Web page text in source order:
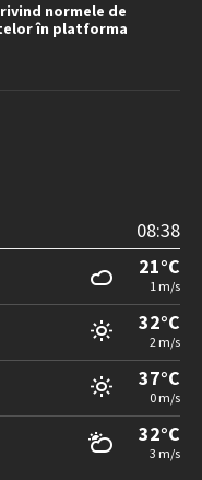
normele de
în platforma
08:38
21°C
1 m/s
32°C
2 m/s
37°C
0 m/s
32°C
3 m/s